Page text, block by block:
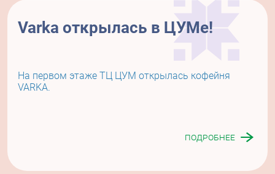
Varka открылась в ЦУМе!
На первом этаже ТЦ ЦУМ открылась кофейня
VARKA.
Подробнее